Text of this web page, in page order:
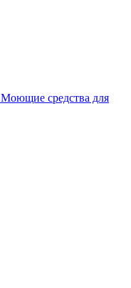
Моющие средства для